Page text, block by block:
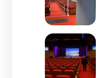
Zoom de l'image